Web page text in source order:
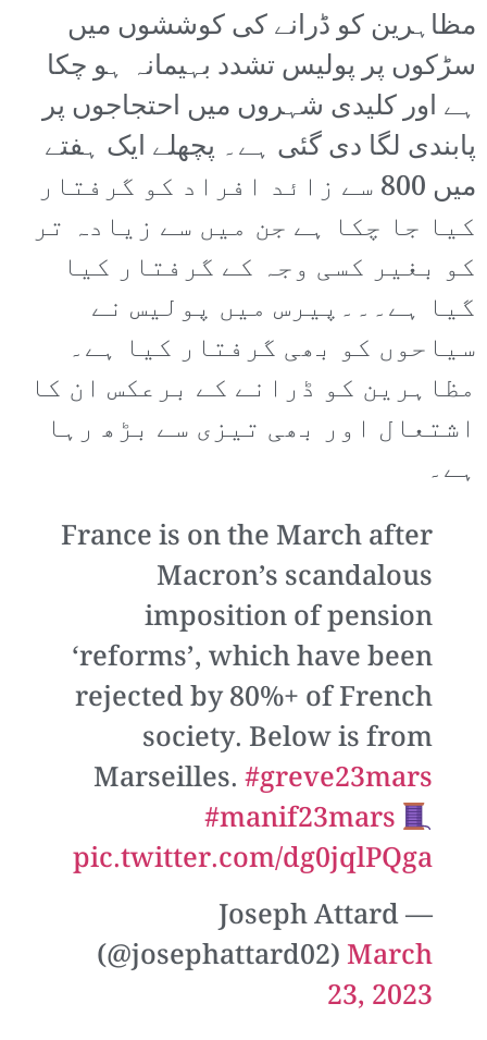
مظاہرین کو ڈرانے کی کوششوں میں
سڑکوں پر پولیس تشدد بہیمانہ ہو چکا
ہے اور کلیدی شہروں میں احتجاجوں پر
پابندی لگا دی گئی ہے۔ پچھلے ایک ہفتے
میں 800 سے زائد افراد کو گرفتار
کیا جا چکا ہے جن میں سے زیادہ تر
کو بغیر کسی وجہ کے گرفتار کیا
گیا ہے۔۔۔پیرس میں پولیس نے
سیاحوں کو بھی گرفتار کیا ہے۔
مظاہرین کو ڈرانے کے برعکس ان کا
اشتعال اور بھی تیزی سے بڑھ رہا
ہے۔
France is on the March after
Macron’s scandalous
imposition of pension
‘reforms’, which have been
rejected by 80%+ of French
society. Below is from
Marseilles.#greve23mars
#manif23mars
pic.twitter.com/dg0jqlPQga
— Joseph Attard
(@josephattard02)March
23, 2023